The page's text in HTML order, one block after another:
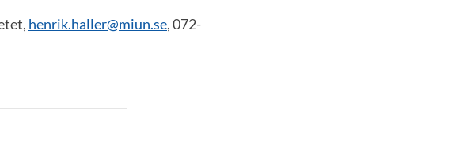
henrik.haller@miun.se, 072-